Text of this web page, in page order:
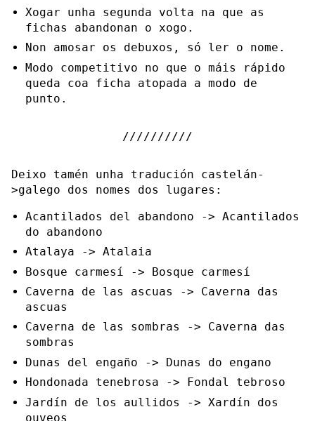
Xogar unha segunda volta na que as
fichas abandonan o xogo.
Non amosar os debuxos, só ler o nome.
Modo competitivo no que o máis rápido
queda coa ficha atopada a modo de
punto.
Deixo tamén unha tradución castelán-
>galego dos nomes dos lugares:
Acantilados del abandono -> Acantilados
do abandono
Atalaya -> Atalaia
Bosque carmesí -> Bosque carmesí
Caverna de las ascuas -> Caverna das
ascuas
Caverna de las sombras -> Caverna das
sombras
Dunas del engaño -> Dunas do engano
Hondonada tenebrosa -> Fondal tebroso
Jardín de los aullidos -> Xardín dos
ouveos